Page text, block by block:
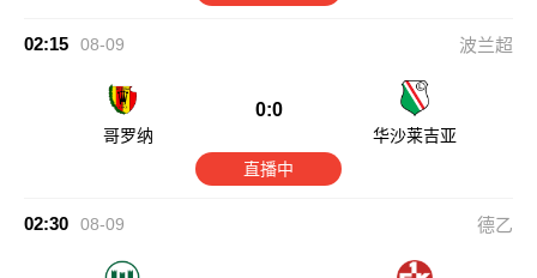
02:15 08-09 波兰超
哥罗纳
0:0
华沙莱吉亚
直播中
02:30 08-09 德乙